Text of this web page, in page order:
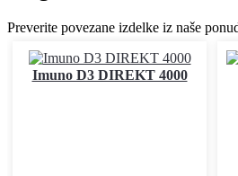
Preverite povezane izdelke iz naše
Imuno D3 DIREKT 4000